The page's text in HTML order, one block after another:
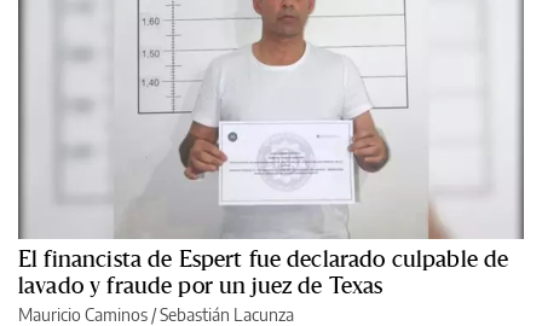
El financista de Espert fue declarado culpable de
lavado y fraude por un juez de Texas
Mauricio Caminos /Sebastián Lacunza